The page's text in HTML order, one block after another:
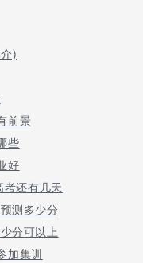
)
前景
些
好
还有几天
测多少分
分可以上
加集训